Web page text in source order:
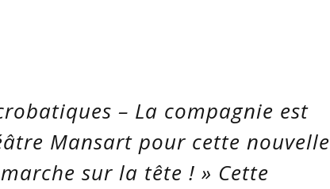
– La compagnie est
Mansart pour cette nouvelle
sur la tête ! » Cette